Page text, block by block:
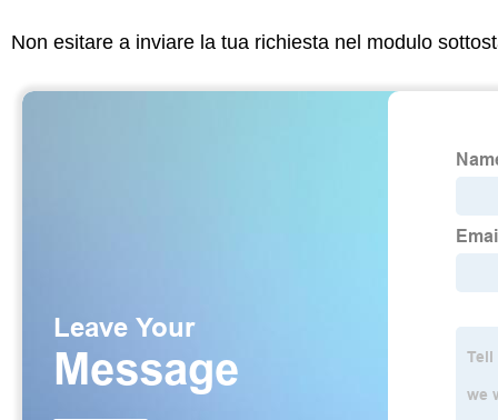
Non esitare a inviare la tua richiesta nel modulo